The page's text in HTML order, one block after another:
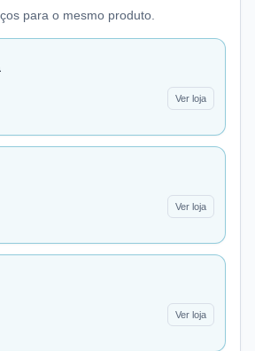
para o mesmo produto.
Ver loja
Ver loja
Ver loja